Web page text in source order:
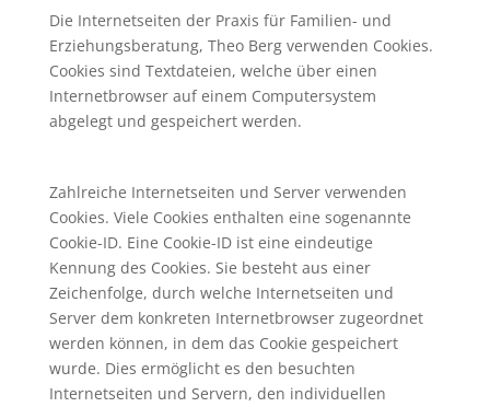
Die Internetseiten der Praxis für Familien- und
Erziehungsberatung, Theo Berg verwenden Cookies.
Cookies sind Textdateien, welche über einen
Internetbrowser auf einem Computersystem
abgelegt und gespeichert werden.
Zahlreiche Internetseiten und Server verwenden
Cookies. Viele Cookies enthalten eine sogenannte
Cookie-ID. Eine Cookie-ID ist eine eindeutige
Kennung des Cookies. Sie besteht aus einer
Zeichenfolge, durch welche Internetseiten und
Server dem konkreten Internetbrowser zugeordnet
werden können, in dem das Cookie gespeichert
wurde. Dies ermöglicht es den besuchten
Internetseiten und Servern, den individuellen